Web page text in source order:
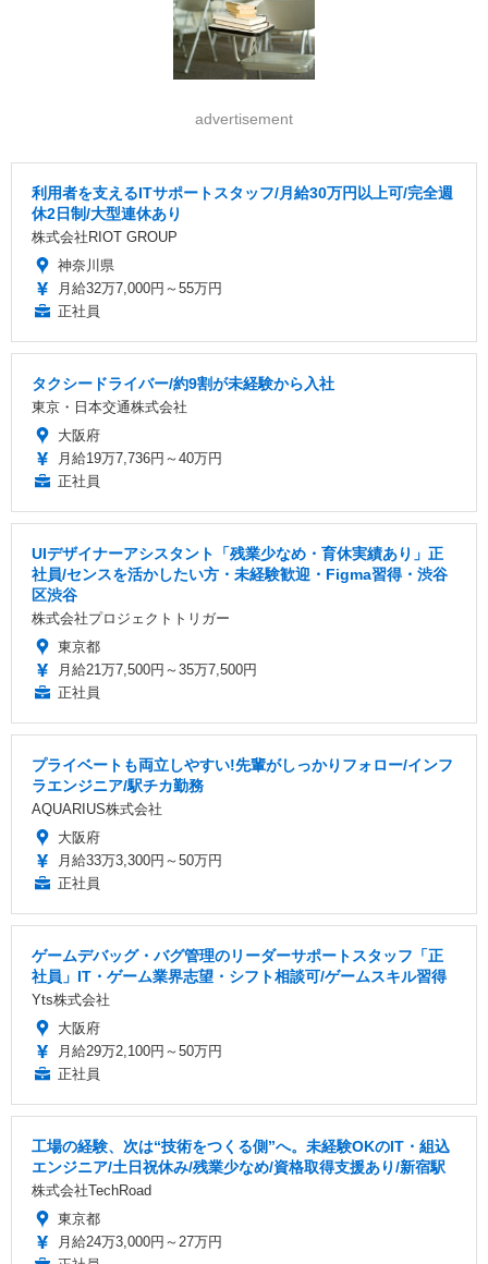
advertisement
利用者を支えるITサポートスタッフ/月給30万円以上可/完全週
休2日制/大型連休あり
株式会社RIOT GROUP
神奈川県
月給32万7,000円～55万円
正社員
タクシードライバー/約9割が未経験から入社
東京・日本交通株式会社
大阪府
月給19万7,736円～40万円
正社員
UIデザイナーアシスタント「残業少なめ・育休実績あり」正
社員/センスを活かしたい方・未経験歓迎・Figma習得・渋谷
区渋谷
株式会社プロジェクトトリガー
東京都
月給21万7,500円～35万7,500円
正社員
プライベートも両立しやすい!先輩がしっかりフォロー/インフ
ラエンジニア/駅チカ勤務
AQUARIUS株式会社
大阪府
月給33万3,300円～50万円
正社員
ゲームデバッグ・バグ管理のリーダーサポートスタッフ「正
社員」IT・ゲーム業界志望・シフト相談可/ゲームスキル習得
Yts株式会社
大阪府
月給29万2,100円～50万円
正社員
工場の経験、次は“技術をつくる側”へ。未経験OKのIT・組込
エンジニア/土日祝休み/残業少なめ/資格取得支援あり/新宿駅
株式会社TechRoad
東京都
月給24万3,000円～27万円